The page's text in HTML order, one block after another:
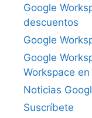
Google
descuentos
Google
Google
Workspace en
Noticias
Suscríbete